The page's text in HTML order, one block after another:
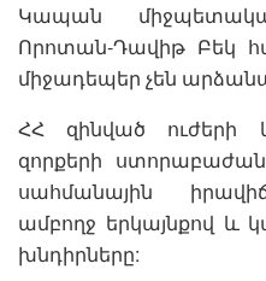
Կապան
Որոտան-Դավիթ Բեկ
միջադեպեր չեն
ՀՀ զինված
զորքերի
սահ­մա­նային
ամբողջ երկայնքով և
խնդիրները: